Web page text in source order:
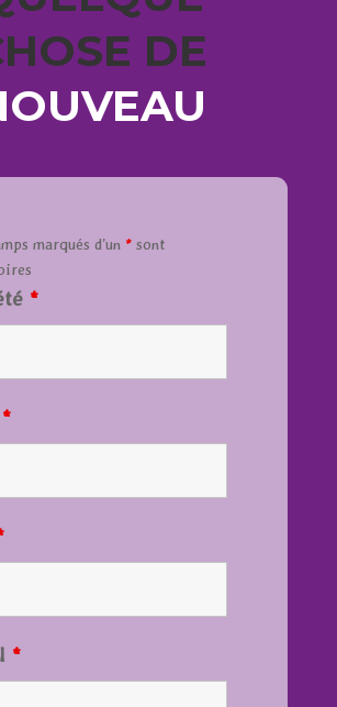
DE
marqués d’un *sont
*
*
*